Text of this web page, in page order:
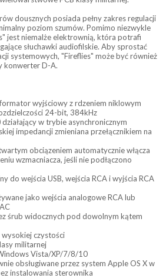
dousznych posiada pełny zakres regulacji
poziom szumów. Pomimo niezwykle
jest niemalże elektrownią, która potrafi
słuchawki audiofilskie. Aby sprostać
systemowych, "Fireflies" może być również
konwerter D-A.
wyjściowy z rdzeniem niklowym
24-bit, 384kHz
w trybie asynchronicznym
impedancji zmieniana przełącznikiem na
obciązeniem automatycznie włącza
wzmacniacza, jeśli nie podłączono
do wejścia USB, wejścia RCA i wyjścia RCA
jako wejścia analogowe RCA lub
śrub widocznych pod dowolnym kątem
wysokiej czystości
militarnej
Vista/XP/7/8/10
obsługiwane przez system Apple OS X w
instalowania sterownika